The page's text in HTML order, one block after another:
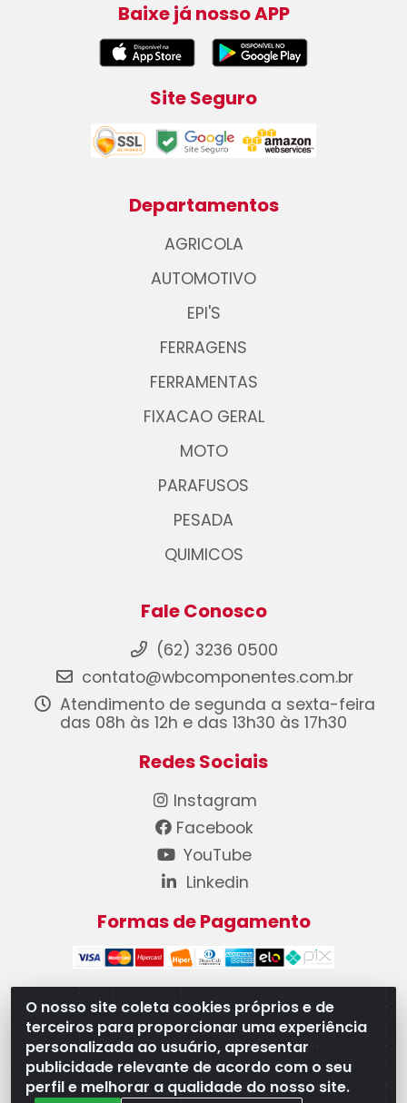
O nosso site coleta cookies próprios e de
terceiros para proporcionar uma experiência
personalizada ao usuário, apresentar
publicidade relevante de acordo com o seu
perfil e melhorar a qualidade do nosso site.
Baixe já nosso APP
Site Seguro
Departamentos
AGRICOLA
AUTOMOTIVO
EPI'S
FERRAGENS
FERRAMENTAS
FIXACAO GERAL
MOTO
PARAFUSOS
PESADA
QUIMICOS
Fale Conosco
(62) 3236 0500
contato@wbcomponentes.com.br
Atendimento de segunda a sexta-feira
das 08h às 12h e das 13h30 às 17h30
Redes Sociais
Instagram
Facebook
YouTube
Linkedin
Formas de Pagamento
WB Componentes Automotivos LTDA - CNPJ
08.528.393/0001-12 - Rua do Níquel, 667 - Parque
Oeste Industrial, Goiânia/GO - CEP 74375-660